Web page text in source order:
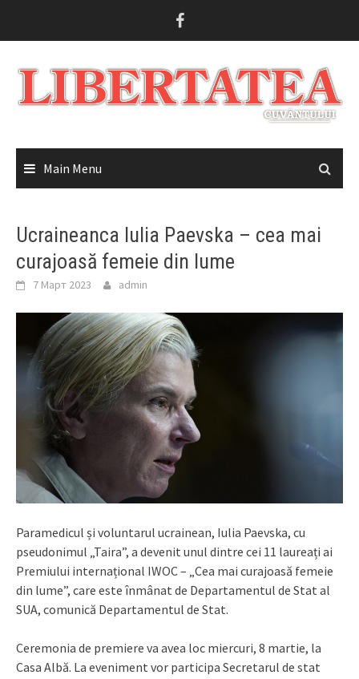
Main Menu
Ucraineanca Iulia Paevska – cea mai
curajoasă femeie din lume
7 Март 2023 admin
Paramedicul și voluntarul ucrainean, Iulia Paevska, cu
pseudonimul „Taira”, a devenit unul dintre cei 11 laureați ai
Premiului internațional IWOC – „Cea mai curajoasă femeie
din lume”, care este înmânat de Departamentul de Stat al
SUA, comunică Departamentul de Stat.
Ceremonia de premiere va avea loc miercuri, 8 martie, la
Casa Albă. La eveniment vor participa Secretarul de stat